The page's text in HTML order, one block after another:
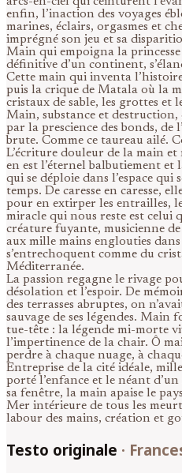
enfin, l’inaction des voyages
marines, éclairs, orgasmes et
imprégné son jeu et sa
Main qui empoigna la princesse
définitive d’un continent,
Cette main qui inventa
puis la crique de Matala où la
cristaux de sable, les grottes et
Main, substance et destruction,
par la prescience des bonds, de
brute. Comme ce taureau ailé.
L’écriture douleur de la main et
en est l’éternel balbutiement et
qui se déploie dans l’espace qui
temps. De caresse en caresse,
pour en extirper les entrailles,
miracle qui nous reste est celui
créature fuyante, musicienne de
aux mille mains englouties
s’entrechoquent comme du
Méditerranée.
La passion regagne le rivage
désolation et l’espoir. De
des terrasses abruptes, on
sauvage de ses légendes. Main
tue-tête : la légende mi-morte
l’impertinence de la chair. Ô
perdre à chaque nuage, à
Entreprise de la cité idéale,
porté l’enfance et le néant
sa fenêtre, la main apaise le
Mer intérieure de tous les
labour des mains, création et
Testo originale ·